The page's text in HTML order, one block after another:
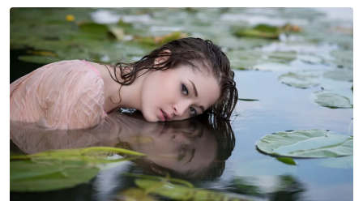
Kerosakan terumbu karang
Pulau Redang: Kerajaan negeri
panggil pengusaha bot, resort
Terengganu
Enam bulan berjauhan, tak
sangka anak pulang sebagai
jenazah - Bapa